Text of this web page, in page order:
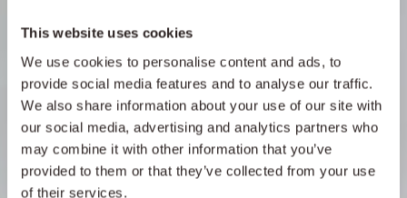
This website uses cookies
We use cookies to personalise content and ads, to
provide social media features and to analyse our traffic.
We also share information about your use of our site with
our social media, advertising and analytics partners who
may combine it with other information that you’ve
provided to them or that they’ve collected from your use
of their services.